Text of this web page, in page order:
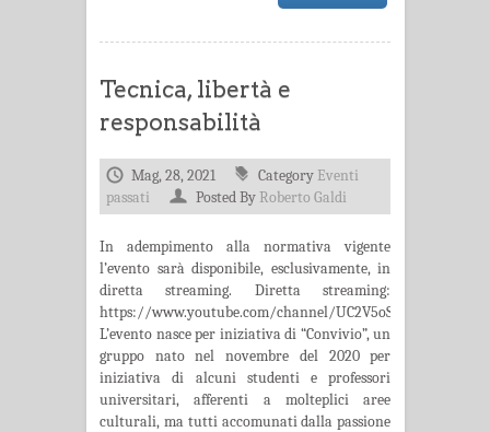
Tecnica, libertà e
responsabilità
Mag, 28, 2021 Category Eventi
passati
Posted ByRoberto Galdi
In adempimento alla normativa vigente
l’evento sarà disponibile, esclusivamente, in
diretta streaming. Diretta streaming:
https://www.youtube.com/channel/
L’evento nasce per iniziativa di “Convivio”, un
gruppo nato nel novembre del 2020 per
iniziativa di alcuni studenti e professori
universitari, afferenti a molteplici aree
culturali, ma tutti accomunati dalla passione